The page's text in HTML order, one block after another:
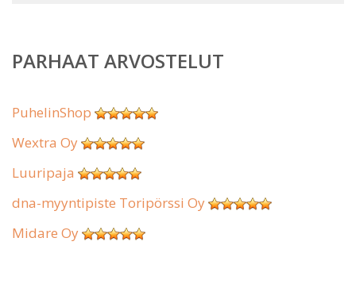
PARHAAT ARVOSTELUT
PuhelinShop
Wextra Oy
Luuripaja
dna-myyntipiste Toripörssi Oy
Midare Oy